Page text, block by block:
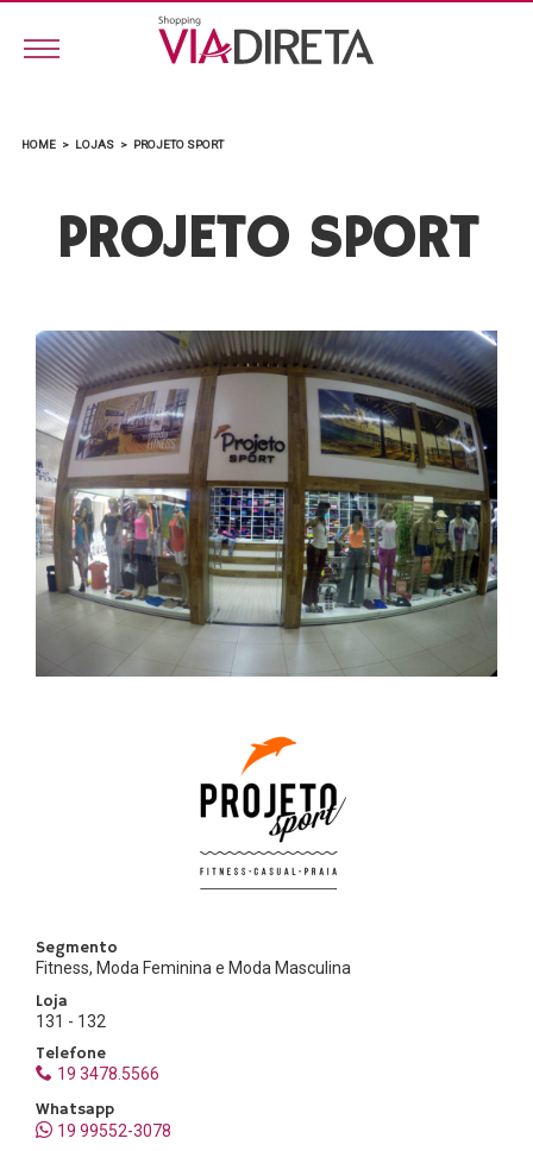
HOME > LOJAS > PROJETO SPORT
PROJETO SPORT
Segmento
Fitness, Moda Feminina e Moda Masculina
Loja
131 - 132
Telefone
19 3478.5566
Whatsapp
19 99552-3078